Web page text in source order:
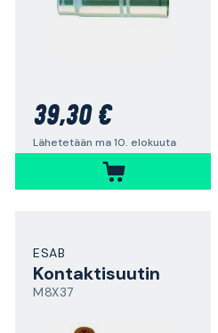
39,30 €
Lähetetään ma 10. elokuuta
ESAB
Kontaktisuutin
M8X37